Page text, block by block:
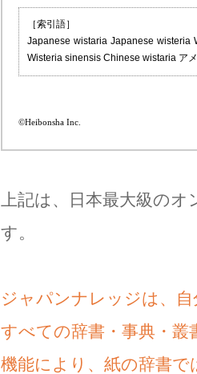
［索引語］
Japanese wistaria Japanese
Wisteria sinensis Chinese wistaria ア
©Heibonsha Inc.
上記は、日本最大級の
す。
ジャパンナレッジは、自
すべての辞書・事典・
機能により、紙の辞書で